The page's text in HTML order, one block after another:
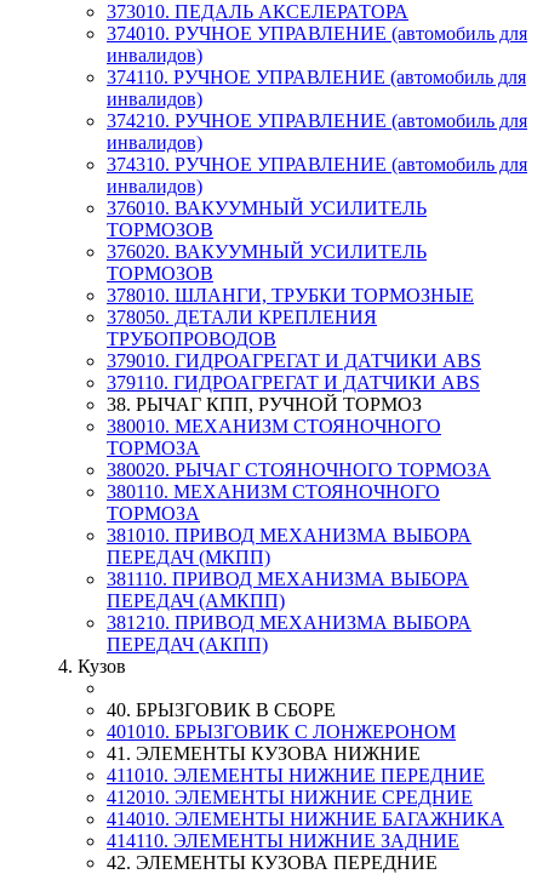
373010. ПЕДАЛЬ АКСЕЛЕРАТОРА
374010. РУЧНОЕ УПРАВЛЕНИЕ (автомобиль для
инвалидов)
374110. РУЧНОЕ УПРАВЛЕНИЕ (автомобиль для
инвалидов)
374210. РУЧНОЕ УПРАВЛЕНИЕ (автомобиль для
инвалидов)
374310. РУЧНОЕ УПРАВЛЕНИЕ (автомобиль для
инвалидов)
376010. ВАКУУМНЫЙ УСИЛИТЕЛЬ
ТОРМОЗОВ
376020. ВАКУУМНЫЙ УСИЛИТЕЛЬ
ТОРМОЗОВ
378010. ШЛАНГИ, ТРУБКИ ТОРМОЗНЫЕ
378050. ДЕТАЛИ КРЕПЛЕНИЯ
ТРУБОПРОВОДОВ
379010. ГИДРОАГРЕГАТ И ДАТЧИКИ АВS
379110. ГИДРОАГРЕГАТ И ДАТЧИКИ АВS
38. РЫЧАГ КПП, РУЧНОЙ ТОРМОЗ
380010. МЕХАНИЗМ СТОЯНОЧНОГО
ТОРМОЗА
380020. РЫЧАГ СТОЯНОЧНОГО ТОРМОЗА
380110. МЕХАНИЗМ СТОЯНОЧНОГО
ТОРМОЗА
381010. ПРИВОД МЕХАНИЗМА ВЫБОРА
ПЕРЕДАЧ (МКПП)
381110. ПРИВОД МЕХАНИЗМА ВЫБОРА
ПЕРЕДАЧ (АМКПП)
381210. ПРИВОД МЕХАНИЗМА ВЫБОРА
ПЕРЕДАЧ (АКПП)
4. Кузов
40. БРЫЗГОВИК В СБОРЕ
401010. БРЫЗГОВИК С ЛОНЖЕРОНОМ
41. ЭЛЕМЕНТЫ КУЗОВА НИЖНИЕ
411010. ЭЛЕМЕНТЫ НИЖНИЕ ПЕРЕДНИЕ
412010. ЭЛЕМЕНТЫ НИЖНИЕ СРЕДНИЕ
414010. ЭЛЕМЕНТЫ НИЖНИЕ БАГАЖНИКА
414110. ЭЛЕМЕНТЫ НИЖНИЕ ЗАДНИЕ
42. ЭЛЕМЕНТЫ КУЗОВА ПЕРЕДНИЕ